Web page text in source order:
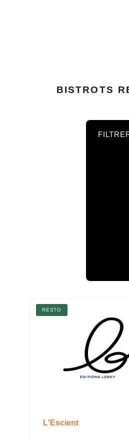
BISTROTS
RESTO
L'Escient